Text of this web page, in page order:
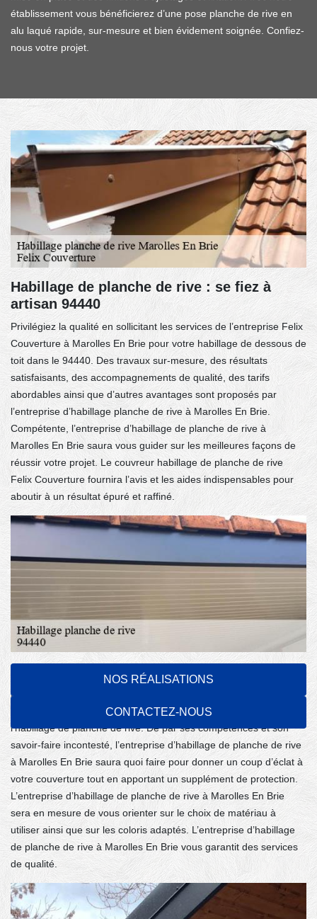
NOS RÉALISATIONS
CONTACTEZ-NOUS
établissement vous bénéficierez d’une pose planche de rive en
alu laqué rapide, sur-mesure et bien évidement soignée. Confiez-
nous votre projet.
Habillage de planche de rive : se fiez à
artisan 94440
Privilégiez la qualité en sollicitant les services de l’entreprise Felix
Couverture à Marolles En Brie pour votre habillage de dessous de
toit dans le 94440. Des travaux sur-mesure, des résultats
satisfaisants, des accompagnements de qualité, des tarifs
abordables ainsi que d’autres avantages sont proposés par
l’entreprise d’habillage planche de rive à Marolles En Brie.
Compétente, l’entreprise d’habillage de planche de rive à
Marolles En Brie saura vous guider sur les meilleures façons de
réussir votre projet. Le couvreur habillage de planche de rive
Felix Couverture fournira l’avis et les aides indispensables pour
aboutir à un résultat épuré et raffiné.
Expert en habillage planche de rive 94440
L’entreprise Felix Couverture à Marolles En Brie est un
professionnel disposant plusieurs années d’expérience dans
l’habillage de planche de rive. De par ses compétences et son
savoir-faire incontesté, l’entreprise d’habillage de planche de rive
à Marolles En Brie saura quoi faire pour donner un coup d’éclat à
votre couverture tout en apportant un supplément de protection.
L’entreprise d’habillage de planche de rive à Marolles En Brie
sera en mesure de vous orienter sur le choix de matériau à
utiliser ainsi que sur les coloris adaptés. L’entreprise d’habillage
de planche de rive à Marolles En Brie vous garantit des services
de qualité.